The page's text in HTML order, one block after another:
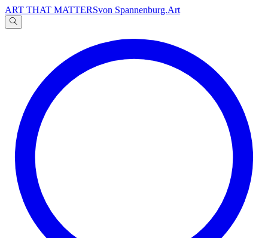
ART THAT MATTERSvon Spannenburg.Art
文